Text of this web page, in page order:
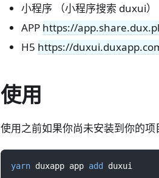
小程序 （小程序搜索 duxui）
APP https://
H5 https://
使用
使用之前如果你尚未安装到你的
yarn duxapp app add duxui